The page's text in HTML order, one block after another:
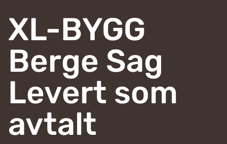
XL-BYGG
Berge Sag
Levert som
avtalt